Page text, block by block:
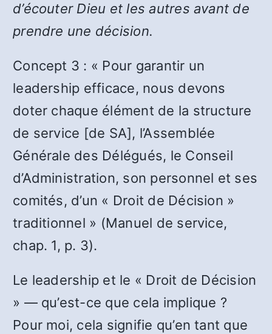
d’écouter Dieu et les autres avant de
prendre une décision.
Concept 3 : « Pour garantir un
leadership efficace, nous devons
doter chaque élément de la structure
de service [de SA], l’Assemblée
Générale des Délégués, le Conseil
d’Administration, son personnel et ses
comités, d’un « Droit de Décision »
traditionnel » (Manuel de service,
chap. 1, p. 3).
Le leadership et le « Droit de Décision
» — qu’est-ce que cela implique ?
Pour moi, cela signifie qu’en tant que